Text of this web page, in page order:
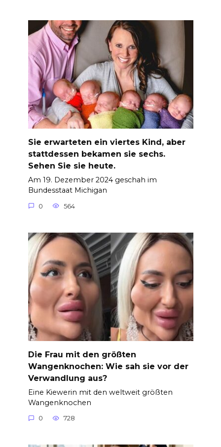
Sie erwarteten ein viertes Kind, aber
stattdessen bekamen sie sechs.
Sehen Sie sie heute.
Am 19. Dezember 2024 geschah im
Bundesstaat Michigan
0 564
Die Frau mit den größten
Wangenknochen: Wie sah sie vor der
Verwandlung aus?
Eine Kiewerin mit den weltweit größten
Wangenknochen
0 728